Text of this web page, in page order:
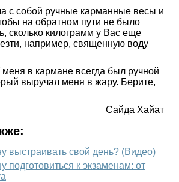
с собой ручные карманные весы и
на обратном пути не было
сколько килограмм у Вас еще
например, священную воду
в кармане всегда был ручной
выручал меня в жару. Берите,
Сайда Хайат
выстраивать свой день? (Видео)
подготовиться к экзаменам: от